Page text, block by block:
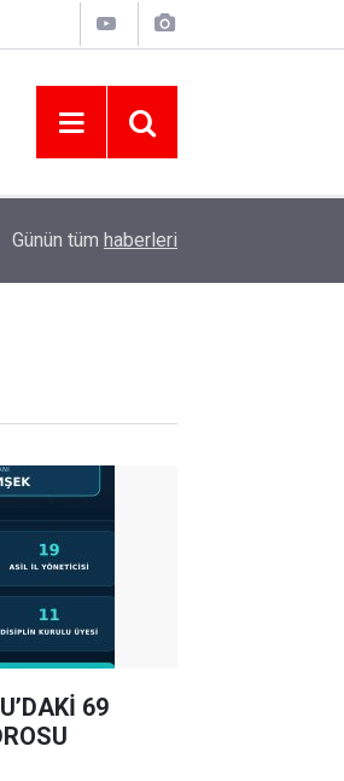
ASKF’DEN İŞ DÜNYASINA AMATÖR
Günün tüm haberleri
69